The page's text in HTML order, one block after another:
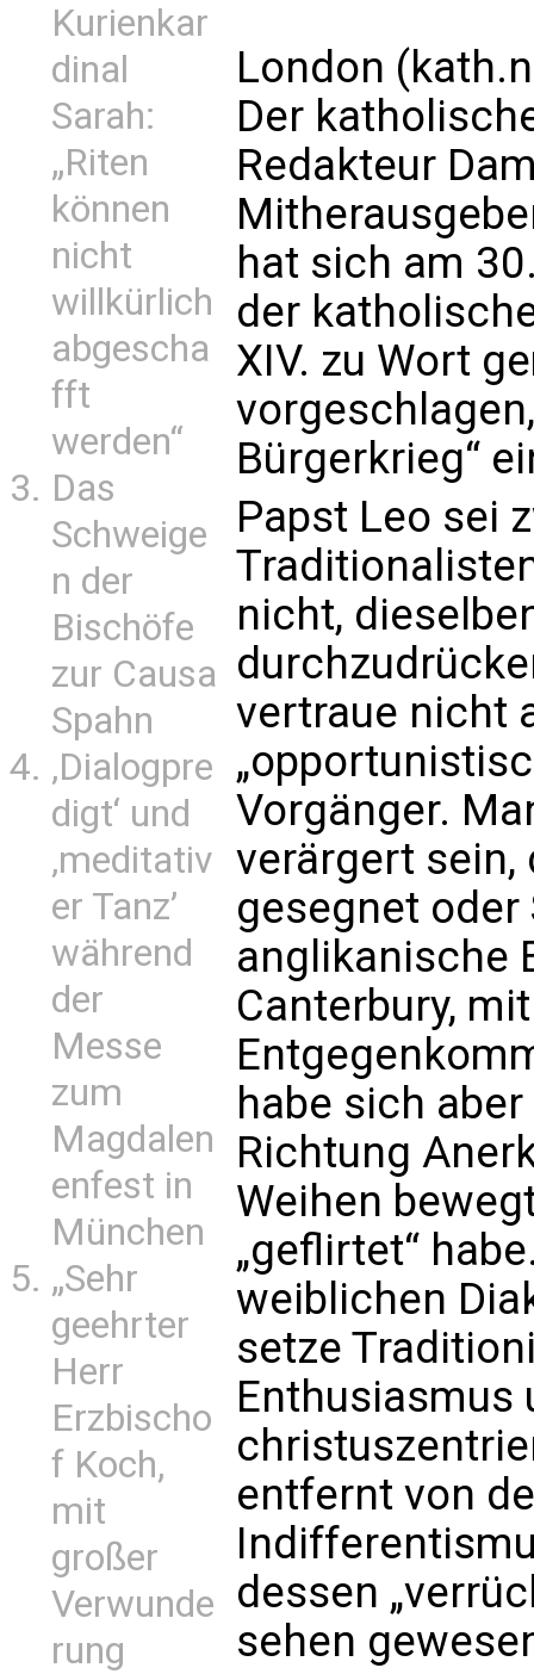
Kurienkar
dinal
Sarah:
„Riten
können
nicht
willkürlich
abgescha
fft
werden“
Das
Schweige
n der
Bischöfe
zur Causa
Spahn
‚Dialogpre
digt‘ und
‚meditativ
er Tanz’
während
der
Messe
zum
Magdalen
enfest in
München
„Sehr
geehrter
Herr
Erzbischo
f Koch,
mit
großer
Verwunde
rung
London
Der
Redakteur
hat sich am
der
XIV. zu Wort
Bürgerkrieg“
Papst Leo sei
nicht,
vertraue nicht
Vorgänger.
verärgert sein,
gesegnet oder
anglikanische
Canterbury,
habe sich
Richtung
Weihen
„geflirtet“
weiblichen
setze
Enthusiasmus
entfernt von
dessen
sehen